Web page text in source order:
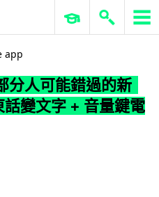
ERP 與商業 AI
app
分人可能錯過的新
變文字 + 音量鍵電